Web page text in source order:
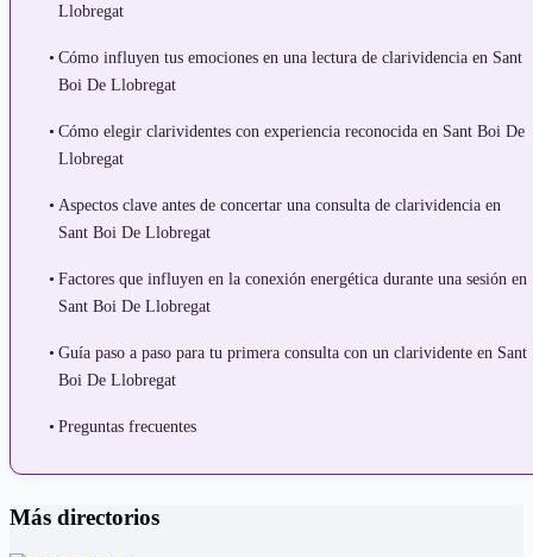
Llobregat
Cómo influyen tus emociones en una lectura de clarividencia en Sant
Boi De Llobregat
Cómo elegir clarividentes con experiencia reconocida en Sant Boi De
Llobregat
Aspectos clave antes de concertar una consulta de clarividencia en
Sant Boi De Llobregat
Factores que influyen en la conexión energética durante una sesión en
Sant Boi De Llobregat
Guía paso a paso para tu primera consulta con un clarividente en Sant
Boi De Llobregat
Preguntas frecuentes
Más directorios